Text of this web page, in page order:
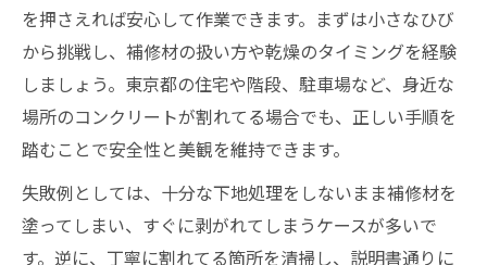
を押さえれば安心して作業できます。まずは小さなひび
から挑戦し、補修材の扱い方や乾燥のタイミングを経験
しましょう。東京都の住宅や階段、駐車場など、身近な
場所のコンクリートが割れてる場合でも、正しい手順を
踏むことで安全性と美観を維持できます。
失敗例としては、十分な下地処理をしないまま補修材を
塗ってしまい、すぐに剥がれてしまうケースが多いで
す。逆に、丁寧に割れてる箇所を清掃し、説明書通りに